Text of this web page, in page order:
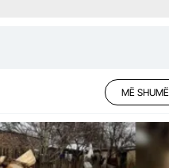
MË SHUMË